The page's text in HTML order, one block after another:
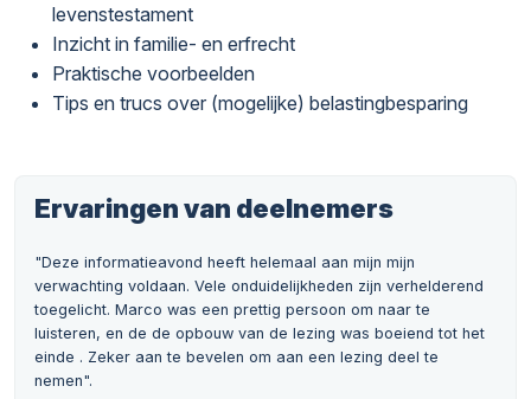
levenstestament
Inzicht in familie- en erfrecht
Praktische voorbeelden
Tips en trucs over (mogelijke) belastingbesparing
Ervaringen van deelnemers
"Deze informatieavond heeft helemaal aan mijn mijn
verwachting voldaan. Vele onduidelijkheden zijn verhelderend
toegelicht. Marco was een prettig persoon om naar te
luisteren, en de de opbouw van de lezing was boeiend tot het
einde . Zeker aan te bevelen om aan een lezing deel te
nemen".